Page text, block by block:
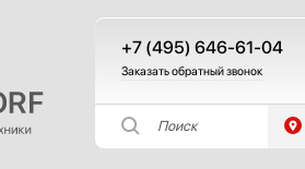
+7 (495) 646-61-04
Заказать обратный звонок
Поиск